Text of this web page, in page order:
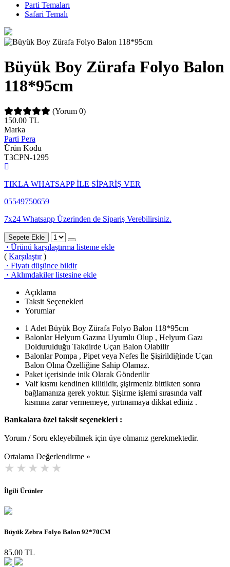
Parti Temaları
Safari Temalı
Büyük Boy Zürafa Folyo Balon
118*95cm
(Yorum 0)
150.00 TL
Marka
Parti Pera
Ürün Kodu
T3CPN-1295
TIKLA WHATSAPP İLE SİPARİŞ VER
05549750659
7x24 Whatsapp Üzerinden de Sipariş Verebilirsiniz.
Sepete Ekle
· Ürünü karşılaştırma listeme ekle
( Karşılaştır)
· Fiyatı düşünce bildir
· Aklımdakiler listesine ekle
Açıklama
Taksit Seçenekleri
Yorumlar
1 Adet Büyük Boy Zürafa Folyo Balon 118*95cm
Balonlar Helyum Gazına Uyumlu Olup , Helyum Gazı
Doldurulduğu Takdirde Uçan Balon Olabilir
Balonlar Pompa , Pipet veya Nefes İle Şişirildiğinde Uçan
Balon Olma Özelliğine Sahip Olamaz.
Paket içerisinde inik Olarak Gönderilir
Valf kısmı kendinen kilitlidir, şişirmeniz bittikten sonra
bağlamanıza gerek yoktur. Şişirme işlemi sırasında valf
kısmına zarar vermemeye, yırtmamaya dikkat ediniz .
Bankalara özel taksit seçenekleri :
Yorum / Soru ekleyebilmek için üye olmanız gerekmektedir.
Ortalama Değerlendirme »
İlgili Ürünler
Büyük Zebra Folyo Balon 92*70CM
85.00 TL